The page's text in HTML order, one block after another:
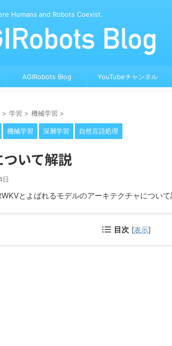
Humans and Robots Coexist.
AGIRobots Blog YouTubeチャンネル
> 学習 > 機械学習 >
機械学習 深層学習 自然言語処理
ついて解説
日
とよばれるモデルのアーキテクチャについて
目次 [表示]